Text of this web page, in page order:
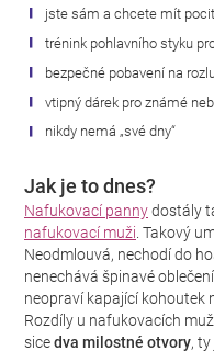
jste sám a chcete mít
trénink pohlavního styku
bezpečné pobavení na
vtipný dárek pro známé
nikdy nemá „své dny“
Jak je to dnes?
Nafukovací pannydostály
nafukovací muži. Takový
Neodmlouvá, nechodí do
nenechává špinavé
neopraví kapající kohoutek
Rozdíly u nafukovacích
sicedva milostné otvory,